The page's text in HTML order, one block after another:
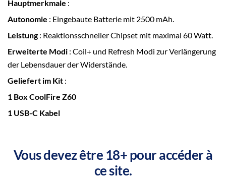
Vous devez être 18+ pour accéder à
ce site.
Hauptmerkmale :
Autonomie : Eingebaute Batterie mit 2500 mAh.
Leistung: Reaktionsschneller Chipset mit maximal 60 Watt.
Erweiterte Modi : Coil+ und Refresh Modi zur Verlängerung
der Lebensdauer der Widerstände.
Geliefert im Kit :
1 Box CoolFire Z60
1 USB-C Kabel